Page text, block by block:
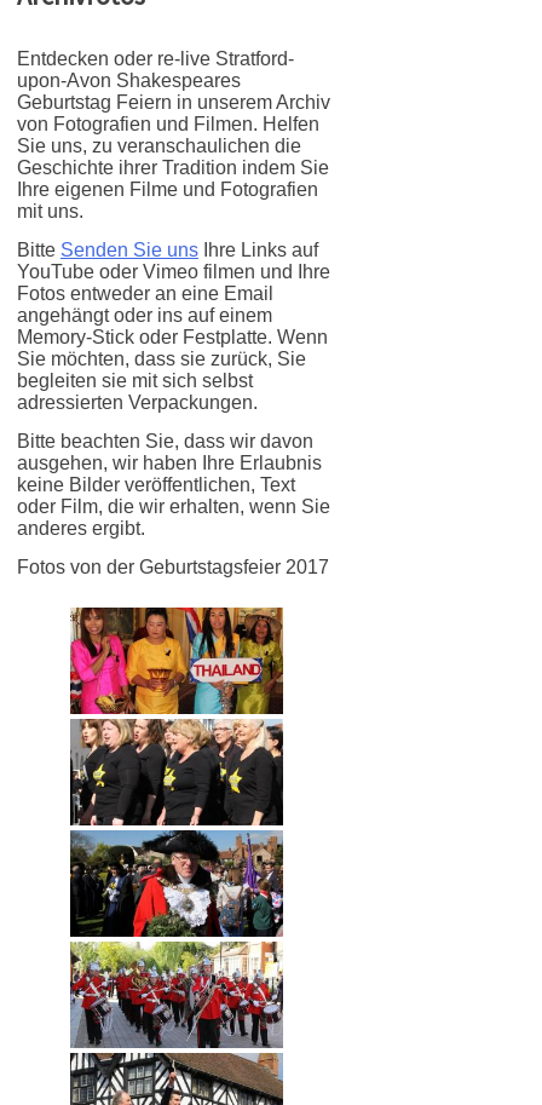
Entdecken oder re-live Stratford-
upon-Avon Shakespeares
Geburtstag Feiern in unserem Archiv
von Fotografien und Filmen. Helfen
Sie uns, zu veranschaulichen die
Geschichte ihrer Tradition indem Sie
Ihre eigenen Filme und Fotografien
mit uns.
Bitte Senden Sie uns Ihre Links auf
YouTube oder Vimeo filmen und Ihre
Fotos entweder an eine Email
angehängt oder ins auf einem
Memory-Stick oder Festplatte. Wenn
Sie möchten, dass sie zurück, Sie
begleiten sie mit sich selbst
adressierten Verpackungen.
Bitte beachten Sie, dass wir davon
ausgehen, wir haben Ihre Erlaubnis
keine Bilder veröffentlichen, Text
oder Film, die wir erhalten, wenn Sie
anderes ergibt.
Fotos von der Geburtstagsfeier 2017